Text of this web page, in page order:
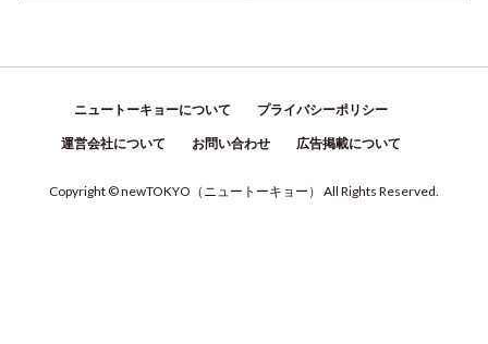
ニュートーキョーについて プライバシーポリシー
運営会社について お問い合わせ 広告掲載について
Copyright © newTOKYO （ ニュートーキョー ） All Rights Reserved.